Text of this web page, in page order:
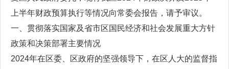
上半年财政预算执行等情况向常委会报告，请予审议。
一、贯彻落实国家及省市区国民经济和社会发展重大方针
政策和决策部署主要情况
2024年在区委、区政府的坚强领导下，在区人大的监督指